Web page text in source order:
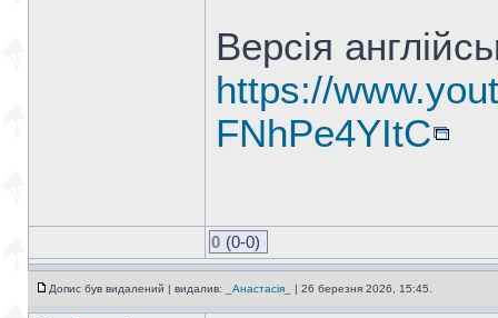
Версія
https://
FNhPe4YItC
0 (0-0)
Допис був видалений | видалив: _Анастасія_ | 26 березня 2026, 15:45.